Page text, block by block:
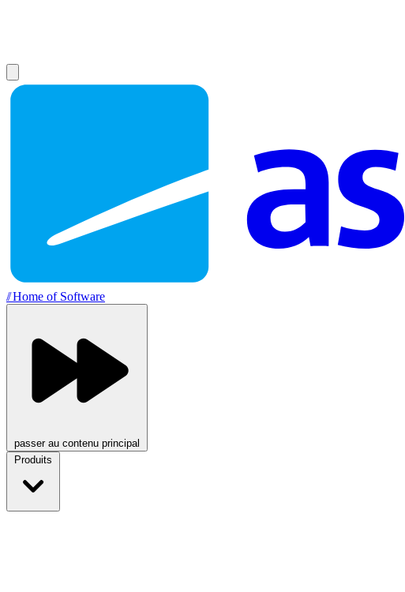
//Home of Software
passer au contenu principal
Produits